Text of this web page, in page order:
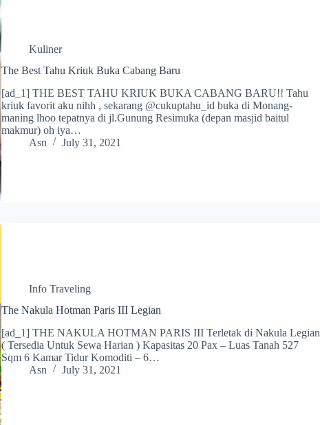
Kuliner
The Best Tahu Kriuk Buka Cabang Baru
[ad_1] THE BEST TAHU KRIUK BUKA CABANG BARU!! Tahu
kriuk favorit aku nihh , sekarang @cukuptahu_id buka di Monang-
maning lhoo tepatnya di jl.Gunung Resimuka (depan masjid baitul
makmur) oh iya…
Asn
July 31, 2021
Info Traveling
The Nakula Hotman Paris III Legian
[ad_1] THE NAKULA HOTMAN PARIS III Terletak di Nakula Legian
( Tersedia Untuk Sewa Harian ) Kapasitas 20 Pax – Luas Tanah 527
Sqm 6 Kamar Tidur Komoditi – 6…
Asn
July 31, 2021